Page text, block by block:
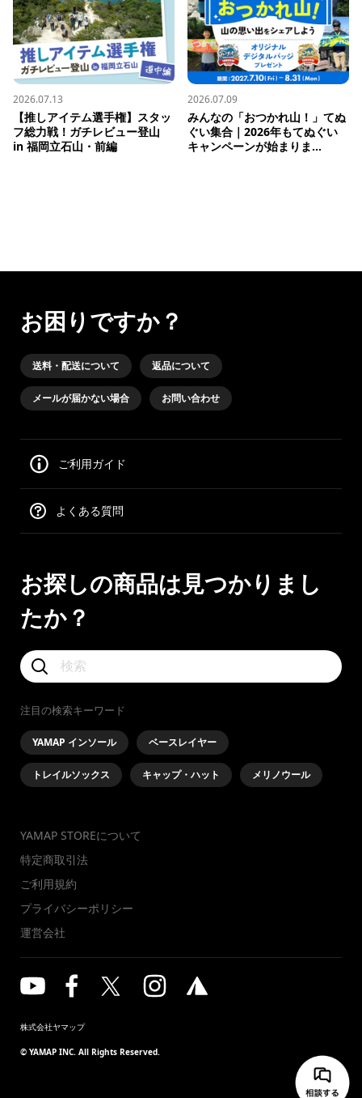
2026.07.13
【推しアイテム選手権】スタッ
フ総力戦！ガチレビュー登山
in 福岡立石山・前編
2026.07.09
みんなの「おつかれ山！」てぬ
ぐい集合｜2026年もてぬぐい
キャンペーンが始まりま...
お困りですか？
送料・配送について 返品について
メールが届かない場合 お問い合わせ
ご利用ガイド
よくある質問
お探しの商品は見つかりまし
たか？
注目の検索キーワード
YAMAP インソール ベースレイヤー
トレイルソックス キャップ・ハット メリノウール
YAMAP STOREについて
特定商取引法
ご利用規約
プライバシーポリシー
運営会社
株式会社ヤマップ
© YAMAP INC. All Rights Reserved.